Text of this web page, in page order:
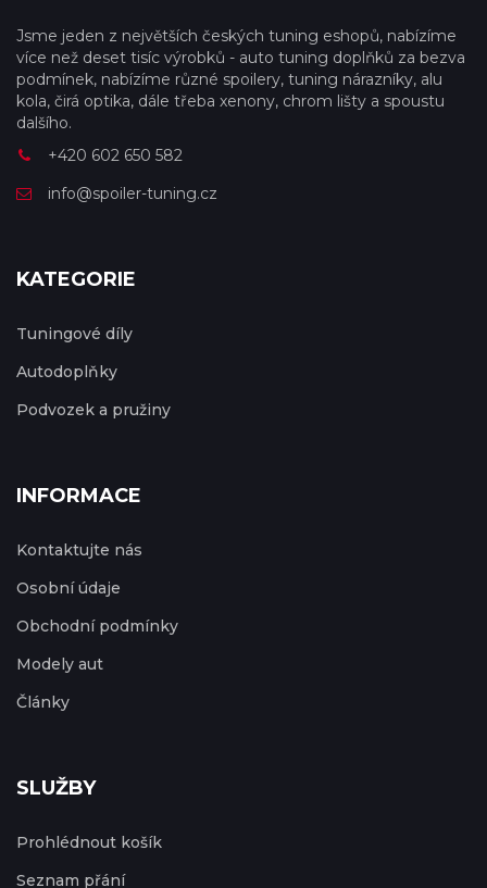
Jsme jeden z největších českých tuning eshopů, nabízíme
více než deset tisíc výrobků - auto tuning doplňků za bezva
podmínek, nabízíme různé spoilery, tuning nárazníky, alu
kola, čirá optika, dále třeba xenony, chrom lišty a spoustu
dalšího.
+420 602 650 582
info@spoiler-tuning.cz
KATEGORIE
Tuningové díly
Autodoplňky
Podvozek a pružiny
INFORMACE
Kontaktujte nás
Osobní údaje
Obchodní podmínky
Modely aut
Články
SLUŽBY
Prohlédnout košík
Seznam přání